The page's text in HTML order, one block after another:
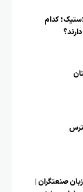
کدام
صنعتگران |